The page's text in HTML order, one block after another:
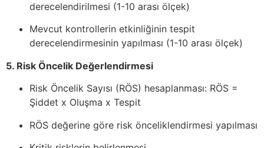
derecelendirilmesi (1-10 arası ölçek)
Mevcut kontrollerin etkinliğinin tespit
derecelendirmesinin yapılması (1-10 arası ölçek)
5. Risk Öncelik Değerlendirmesi
Risk Öncelik Sayısı (RÖS) hesaplanması: RÖS =
Şiddet x Oluşma x Tespit
RÖS değerine göre risk önceliklendirmesi yapılması